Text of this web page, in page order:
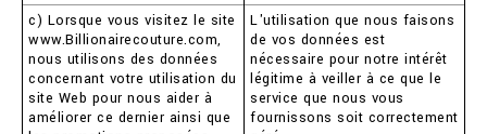
c) Lorsque vous visitez le site
www.Billionairecouture.com,
nous utilisons des données
concernant votre utilisation du
site Web pour nous aider à
améliorer ce dernier ainsi que
L'utilisation que nous faisons
de vos données est
nécessaire pour notre intérêt
légitime à veiller à ce que le
service que nous vous
fournissons soit correctement